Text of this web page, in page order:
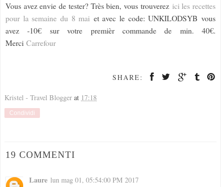
Vous avez envie de tester? Très bien, vous trouverez ici les recettes
pour la semaine du 8 mai et avec le code: UNKILODSYB vous
avez -10€ sur votre premièr commande de min. 40€.
Merci Carrefour
SHARE:
Kristel - Travel Blogger at 17:18
Condividi
19 COMMENTI
Laure lun mag 01, 05:54:00 PM 2017